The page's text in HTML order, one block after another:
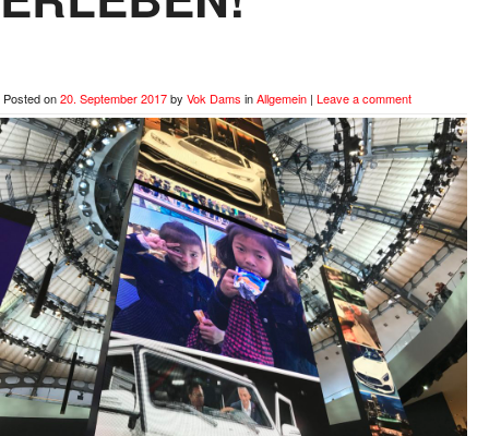
Posted on20. September 2017by Vok Dams inAllgemein | Leave a comment